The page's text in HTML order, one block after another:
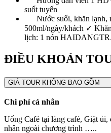
suốt tuyến
Nước suối, khăn lạnh,
500ml/ngày/khách ✓
lịch: 1 nón
ĐIỀU KHOẢN
GIÁ TOUR KHÔNG BAO GỒM
Chi phí cá nhân
Uống Café tại làng café, Giặt ủi,
nhân ngoài chương trình …..